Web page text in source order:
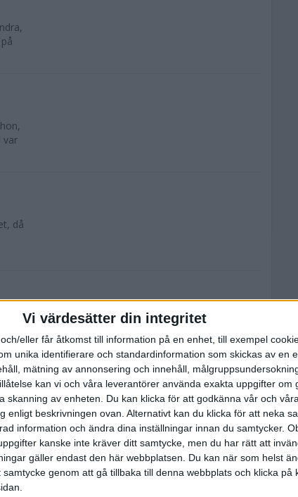
Vi värdesätter din integritet
eller får åtkomst till information på en enhet, till exempel
unika identifierare och standardinformation som skickas av en
mätning av annonsering och innehåll,
kan vi och våra leverantörer använda exakta uppgifter om
skanning av enheten. Du kan klicka för att godkänna vår och
enligt beskrivningen ovan. Alternativt kan du klicka för att neka
information och ändra dina inställningar innan du samtycker.
kanske inte kräver ditt samtycke, men du har rätt att
gäller endast den här webbplatsen. Du kan när som helst
genom att gå tillbaka till denna webbplats och klicka på
var
då